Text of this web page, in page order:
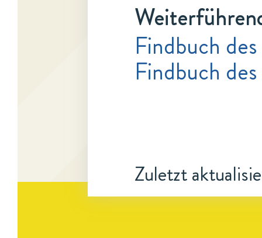
Findbuch
Findbuch
Zuletzt